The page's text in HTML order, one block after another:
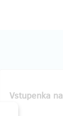
Vstupenka